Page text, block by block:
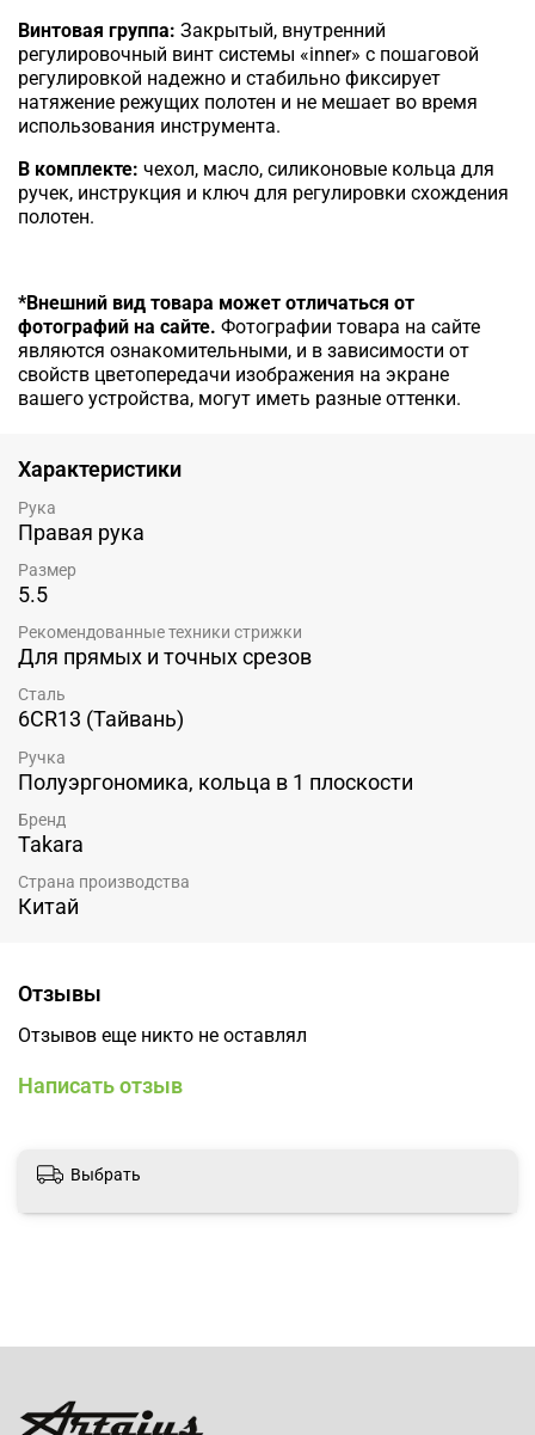
Винтовая группа: Закрытый, внутренний
регулировочный винт системы «inner» с пошаговой
регулировкой надежно и стабильно фиксирует
натяжение режущих полотен и не мешает во время
использования инструмента.
В комплекте: чехол, масло, силиконовые кольца для
ручек, инструкция и ключ для регулировки схождения
полотен.
*Внешний вид товара может отличаться от
фотографий на сайте. Фотографии товара на сайте
являются ознакомительными, и в зависимости от
свойств цветопередачи изображения на экране
вашего устройства, могут иметь разные оттенки.
Характеристики
Рука
Правая рука
Размер
5.5
Рекомендованные техники стрижки
Для прямых и точных срезов
Сталь
6CR13 (Тайвань)
Ручка
Полуэргономика, кольца в 1 плоскости
Бренд
Takara
Страна производства
Китай
Отзывы
Отзывов еще никто не оставлял
Написать отзыв
Выбрать